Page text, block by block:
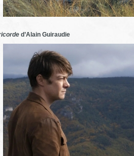
d’Alain Guiraudie